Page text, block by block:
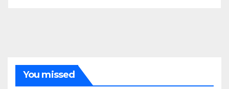
You missed